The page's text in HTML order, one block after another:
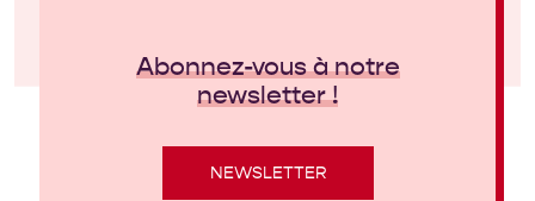
Abonnez-vous à notre
newsletter !
NEWSLETTER